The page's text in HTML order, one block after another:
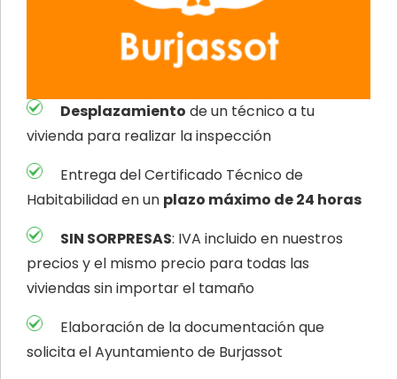
Desplazamiento de un técnico a tu
vivienda para realizar la inspección
Entrega del Certificado Técnico de
Habitabilidad en un plazo máximo de 24 horas
SIN SORPRESAS: IVA incluido en nuestros
precios y el mismo precio para todas las
viviendas sin importar el tamaño
Elaboración de la documentación que
solicita el Ayuntamiento de Burjassot